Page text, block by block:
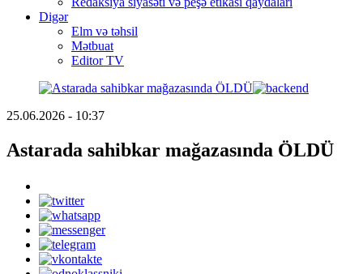
Digər
Elm və təhsil
Mətbuat
Editor TV
25.06.2026 - 10:37
Astarada sahibkar mağazasında ÖLDÜ